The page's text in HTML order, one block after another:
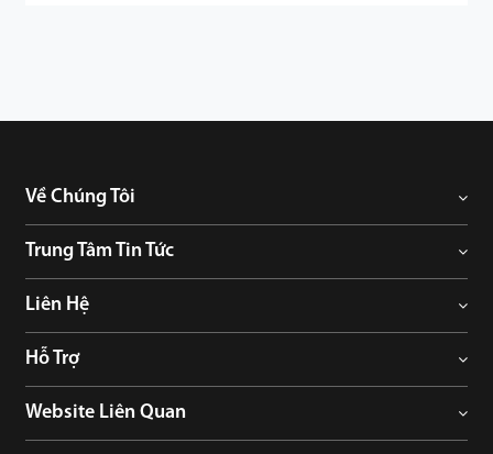
Về Chúng Tôi
Trung Tâm Tin Tức
Liên Hệ
Hỗ Trợ
Website Liên Quan